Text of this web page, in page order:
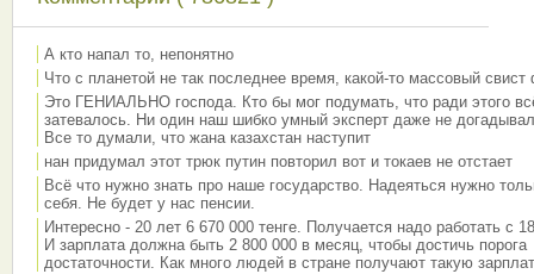
А кто напал то, непонятно
Что с планетой не так последнее время, какой-то массовый свист
Это ГЕНИАЛЬНО господа. Кто бы мог подумать, что ради этого
затевалось. Ни один наш шибко умный эксперт даже не
Все то думали, что жана казахстан наступит
нан придумал этот трюк путин повторил вот и токаев не отстает
Всё что нужно знать про наше государство. Надеяться нужно
себя. Не будет у нас пенсии.
Интересно - 20 лет 6 670 000 тенге. Получается надо работать с
И зарплата должна быть 2 800 000 в месяц, чтобы достичь порога
достаточности. Как много людей в стране получают такую